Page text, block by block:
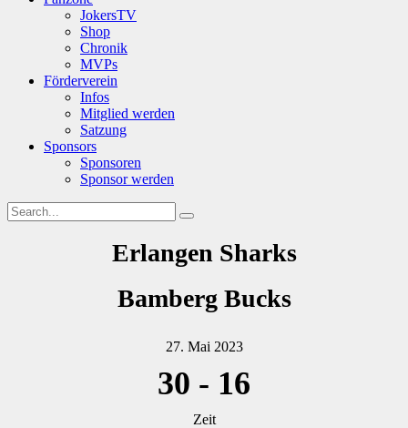
JokersTV
Shop
Chronik
MVPs
Förderverein
Infos
Mitglied werden
Satzung
Sponsors
Sponsoren
Sponsor werden
Erlangen Sharks
Bamberg Bucks
27. Mai 2023
30 - 16
Zeit